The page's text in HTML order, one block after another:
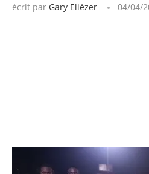
écrit par Gary Eliézer 04/04/